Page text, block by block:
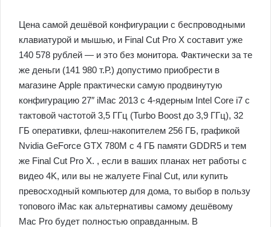
Цена самой дешёвой конфигурации с беспроводными
клавиатурой и мышью, и Final Cut Pro X составит уже
140 578 рублей — и это без монитора. Фактически за те
же деньги (141 980 т.Р.) допустимо приобрести в
магазине Apple практически самую продвинутую
конфигурацию 27″ iMac 2013 с 4-ядерным Intel Core i7 с
тактовой частотой 3,5 ГГц (Turbo Boost до 3,9 ГГц), 32
ГБ оперативки, флеш-накопителем 256 ГБ, графикой
Nvidia GeForce GTX 780M с 4 ГБ памяти GDDR5 и тем
же Final Cut Pro X. , если в ваших планах нет работы с
видео 4K, или вы не жалуете Final Cut, или купить
превосходный компьютер для дома, то выбор в пользу
топового iMac как альтернативы самому дешёвому
Mac Pro будет полностью оправданным. В